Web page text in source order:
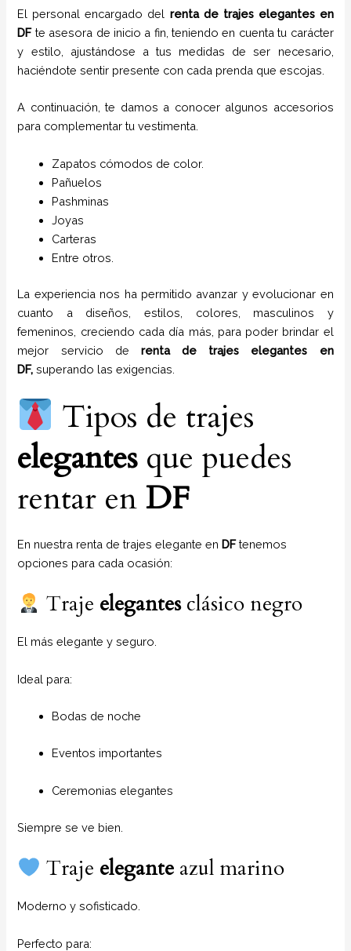
El personal encargado del renta de trajes elegantes en
DFte asesora de inicio a fin, teniendo en cuenta tu carácter
y estilo, ajustándose a tus medidas de ser necesario,
haciéndote sentir presente con cada prenda que escojas.
A continuación, te damos a conocer algunos accesorios
para complementar tu vestimenta.
Zapatos cómodos de color.
Pañuelos
Pashminas
Joyas
Carteras
Entre otros.
La experiencia nos ha permitido avanzar y evolucionar en
cuanto a diseños, estilos, colores, masculinos y
femeninos, creciendo cada día más, para poder brindar el
mejor servicio de renta de trajes elegantes en
DF, superando las exigencias.
Tipos de trajes
elegantes que puedes
rentar enDF
En nuestra renta de trajes elegante enDFtenemos
opciones para cada ocasión:
Traje elegantes clásico negro
El más elegante y seguro.
Ideal para:
Bodas de noche
Eventos importantes
Ceremonias elegantes
Siempre se ve bien.
Traje elegante azul marino
Moderno y sofisticado.
Perfecto para: